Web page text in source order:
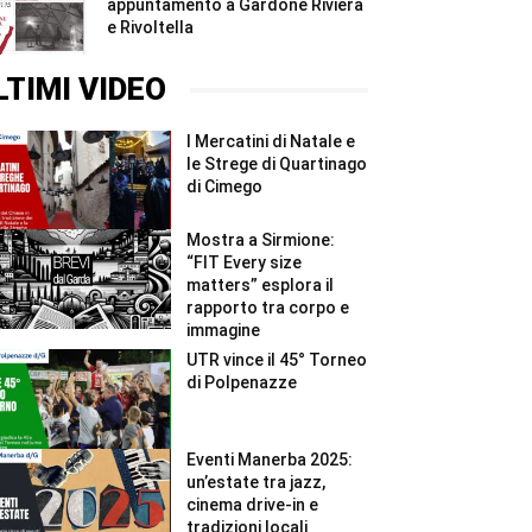
appuntamento a Gardone Riviera
e Rivoltella
VIDEO
I Mercatini di Natale e
le Strege di Quartinago
di Cimego
Mostra a Sirmione:
“FIT Every size
matters” esplora il
rapporto tra corpo e
immagine
UTR vince il 45° Torneo
di Polpenazze
Eventi Manerba 2025:
un’estate tra jazz,
cinema drive-in e
tradizioni locali